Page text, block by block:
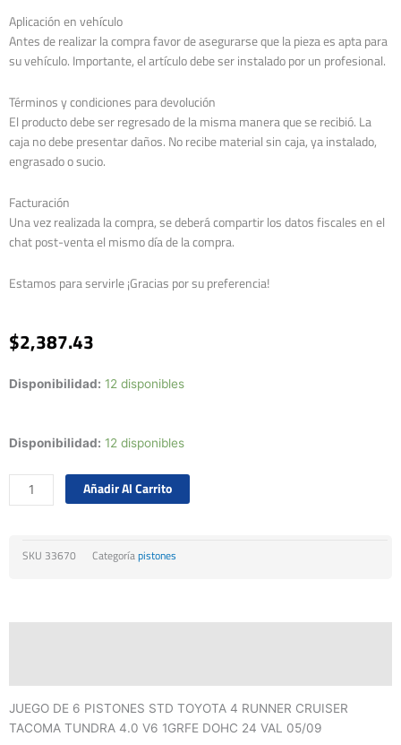
Aplicación en vehículo
Antes de realizar la compra favor de asegurarse que la pieza es apta para
su vehículo. Importante, el artículo debe ser instalado por un profesional.
Términos y condiciones para devolución
El producto debe ser regresado de la misma manera que se recibió. La
caja no debe presentar daños. No recibe material sin caja, ya instalado,
engrasado o sucio.
Facturación
Una vez realizada la compra, se deberá compartir los datos fiscales en el
chat post-venta el mismo día de la compra.
Estamos para servirle ¡Gracias por su preferencia!
$2,387.43
Disponibilidad: 12 disponibles
Disponibilidad: 12 disponibles
Juego
4.0
V6
05/09
Añadir Al Carrito
SKU 33670 Categoríapistones
JUEGO DE 6 PISTONES STD TOYOTA 4 RUNNER CRUISER
TACOMA TUNDRA 4.0 V6 1GRFE DOHC 24 VAL 05/09